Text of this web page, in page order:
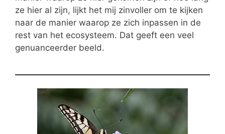
ze hier al zijn, lijkt het mij zinvoller om te kijken
naar de manier waarop ze zich inpassen in de
rest van het ecosysteem. Dat geeft een veel
genuanceerder beeld.